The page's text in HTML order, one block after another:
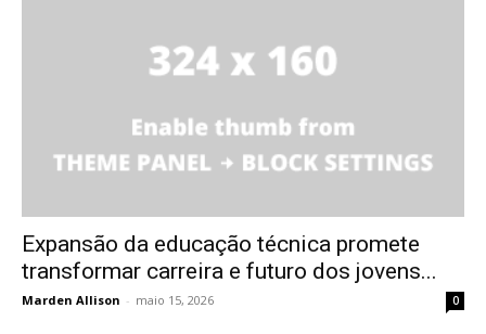
Expansão da educação técnica promete
transformar carreira e futuro dos jovens...
Marden Allison - maio 15, 2026 0